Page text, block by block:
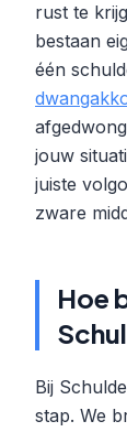
rust te
bestaan
één
jouw
juiste
zware
Hoe
Bij
stap. We